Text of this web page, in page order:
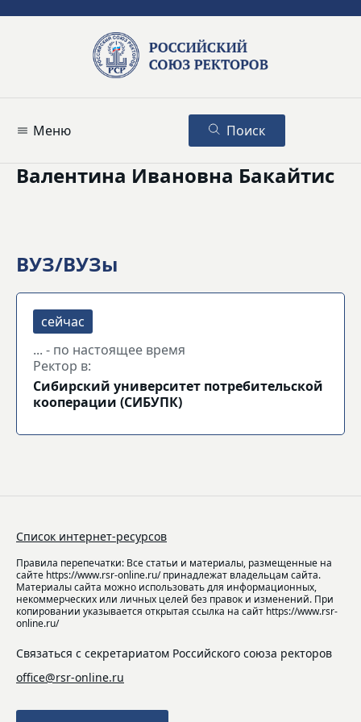
Меню Поиск
Валентина Ивановна Бакайтис
ВУЗ/ВУЗы
... - по настоящее время
Ректор в:
Сибирский университет потребительской
кооперации (СИБУПК)
Список интернет-ресурсов
Правила перепечатки: Все статьи и материалы, размещенные на
сайте https://www.rsr-online.ru/ принадлежат владельцам сайта.
Материалы сайта можно использовать для информационных,
некоммерческих или личных целей без правок и изменений. При
копировании указывается открытая ссылка на сайт https://www.rsr-
online.ru/
Связаться с секретариатом Российского союза ректоров
office@rsr-online.ru